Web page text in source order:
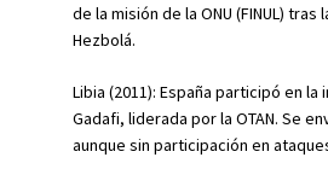
de la misión de la ONU (FINUL)
Hezbolá.
Libia (2011): España participó en
Gadafi, liderada por la OTAN. Se
aunque sin participación en